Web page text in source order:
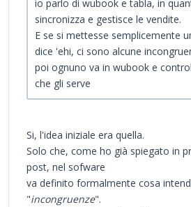
io parlo di wubook e tabla, in
sincronizza e gestisce le vendite.
E se si mettesse semplicemente
dice 'ehi, ci sono alcune
poi ognuno va in wubook e
che gli serve
Si, l'idea iniziale era quella.
Solo che, come ho già spiegato in
post, nel sofware
va definito formalmente cosa
"incongruenze".